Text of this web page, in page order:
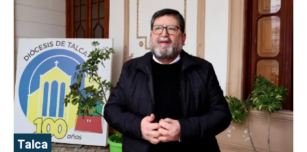
Talca